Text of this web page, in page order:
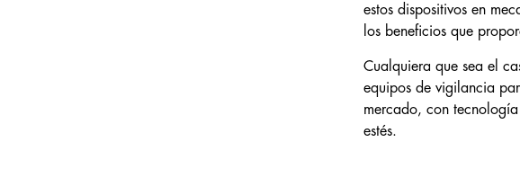
estos dispositivos en
los beneficios que
Cualquiera que sea el
equipos de vigilancia
mercado, con
estés.